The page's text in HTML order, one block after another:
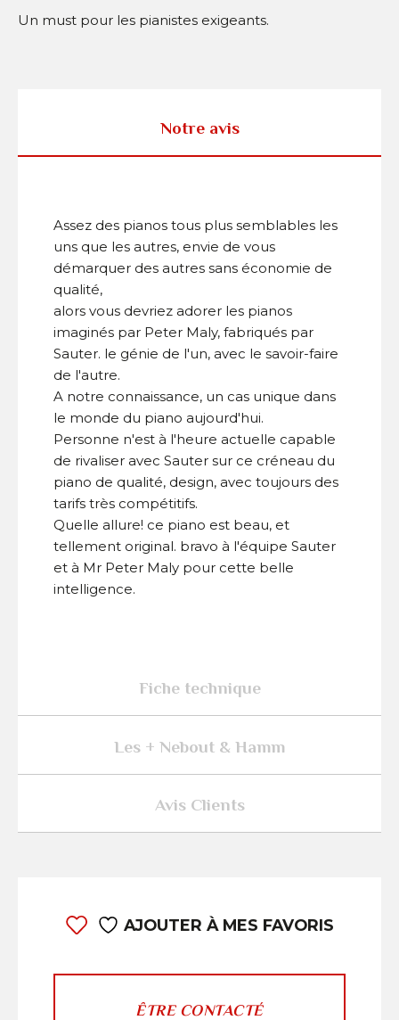
Un must pour les pianistes exigeants.
Notre avis
Assez des pianos tous plus semblables les
uns que les autres, envie de vous
démarquer des autres sans économie de
qualité,
alors vous devriez adorer les pianos
imaginés par Peter Maly, fabriqués par
Sauter. le génie de l'un, avec le savoir-faire
de l'autre.
A notre connaissance, un cas unique dans
le monde du piano aujourd'hui.
Personne n'est à l'heure actuelle capable
de rivaliser avec Sauter sur ce créneau du
piano de qualité, design, avec toujours des
tarifs très compétitifs.
Quelle allure! ce piano est beau, et
tellement original. bravo à l'équipe Sauter
et à Mr Peter Maly pour cette belle
intelligence.
Fiche technique
Les + Nebout & Hamm
Avis Clients
AJOUTER À MES FAVORIS
ÊTRE CONTACTÉ